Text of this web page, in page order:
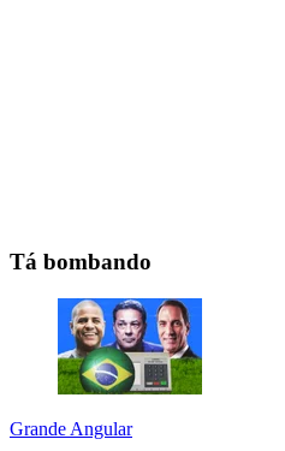
Tá bombando
Grande Angular